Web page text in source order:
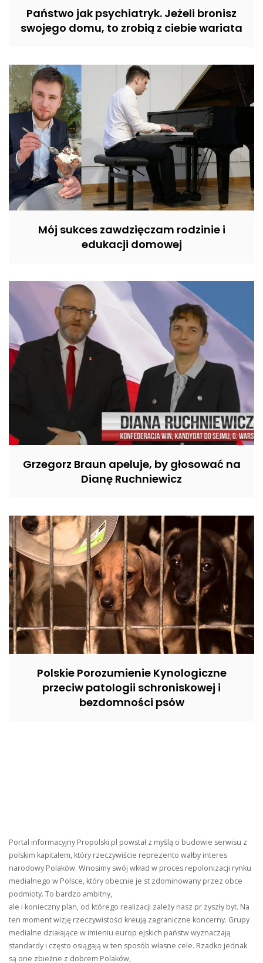
Państwo jak psychiatryk. Jeżeli bronisz
swojego domu, to zrobią z ciebie wariata
Mój sukces zawdzięczam rodzinie i
edukacji domowej
Grzegorz Braun apeluje, by głosować na
Dianę Ruchniewicz
Polskie Porozumienie Kynologiczne
przeciw patologii schroniskowej i
bezdomności psów
Portal informacyjny Propolski.pl powstał z myślą o budowie serwisu z
polskim kapitałem, który rzeczywiście reprezento wałby interes
narodowy Polaków. Wnosimy swój wkład w proces repolonizacji rynku
medialnego w Polsce, który obecnie je st zdominowany przez obce
podmioty. To bardzo ambitny,
ale i konieczny plan, od którego realizacji zależy nasz pr zyszły byt. Na
ten moment wizję rzeczywistości kreują zagraniczne koncerny. Grupy
medialne działające w imieniu europ ejskich państw wyznaczają
standardy i często osiągają w ten sposób własne cele. Rzadko jednak
są one zbieżne z dobrem Polaków,